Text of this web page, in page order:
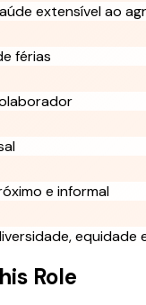
extensível ao
férias
e informal
equidade
Role